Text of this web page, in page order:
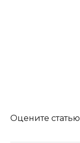
Оцените статью